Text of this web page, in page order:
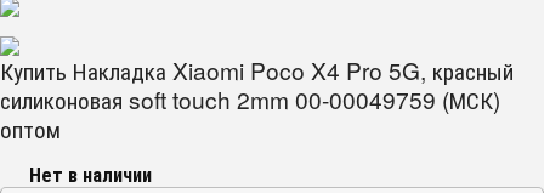
Купить Накладка Xiaomi Poco X4 Pro 5G, красный
силиконовая soft touch 2mm 00-00049759 (МСК)
оптом
Нет в наличии